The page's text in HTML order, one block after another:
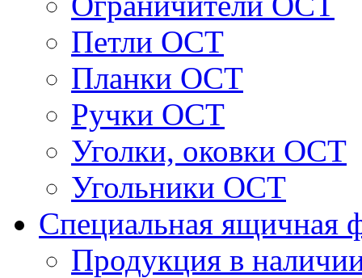
Петли ОСТ
Планки ОСТ
Ручки ОСТ
Уголки, оковки ОСТ
Угольники ОСТ
Специальная ящичная
Продукция в